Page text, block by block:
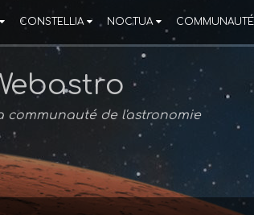
CONSTELLIA NOCTUA COMMUNAUTÉ
communauté de l'astronomie